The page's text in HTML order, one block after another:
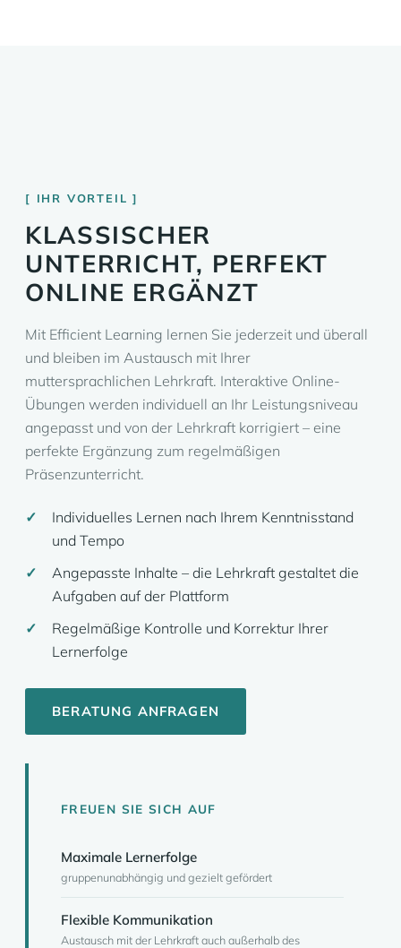
IHR VORTEIL
KLASSISCHER
UNTERRICHT, PERFEKT
ONLINE ERGÄNZT
Mit Efficient Learning lernen Sie jederzeit und überall
und bleiben im Austausch mit Ihrer
muttersprachlichen Lehrkraft. Interaktive Online-
Übungen werden individuell an Ihr Leistungsniveau
angepasst und von der Lehrkraft korrigiert – eine
perfekte Ergänzung zum regelmäßigen
Präsenzunterricht.
Individuelles Lernen nach Ihrem Kenntnisstand
und Tempo
Angepasste Inhalte – die Lehrkraft gestaltet die
Aufgaben auf der Plattform
Regelmäßige Kontrolle und Korrektur Ihrer
Lernerfolge
BERATUNG ANFRAGEN
FREUEN SIE SICH AUF
Maximale Lernerfolge
gruppenunabhängig und gezielt gefördert
Flexible Kommunikation
Austausch mit der Lehrkraft auch außerhalb des